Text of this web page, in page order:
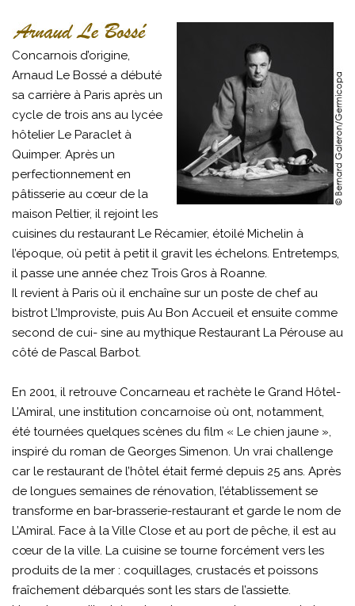
Concarnois d’origine,
Arnaud Le Bossé a débuté
sa carrière à Paris après un
cycle de trois ans au lycée
hôtelier Le Paraclet à
Quimper. Après un
perfectionnement en
pâtisserie au cœur de la
maison Peltier, il rejoint les
cuisines du restaurant Le Récamier, étoilé Michelin à
l’époque, où petit à petit il gravit les échelons. Entretemps,
il passe une année chez Trois Gros à Roanne.
Il revient à Paris où il enchaîne sur un poste de chef au
bistrot L’Improviste, puis Au Bon Accueil et ensuite comme
second de cui- sine au mythique Restaurant La Pérouse au
côté de Pascal Barbot.
En 2001, il retrouve Concarneau et rachète le Grand Hôtel-
L’Amiral, une institution concarnoise où ont, notamment,
été tournées quelques scènes du film « Le chien jaune »,
inspiré du roman de Georges Simenon. Un vrai challenge
car le restaurant de l’hôtel était fermé depuis 25 ans. Après
de longues semaines de rénovation, l’établissement se
transforme en bar-brasserie-restaurant et garde le nom de
L’Amiral. Face à la Ville Close et au port de pêche, il est au
cœur de la ville. La cuisine se tourne forcément vers les
produits de la mer : coquillages, crustacés et poissons
fraîchement débarqués sont les stars de l’assiette.